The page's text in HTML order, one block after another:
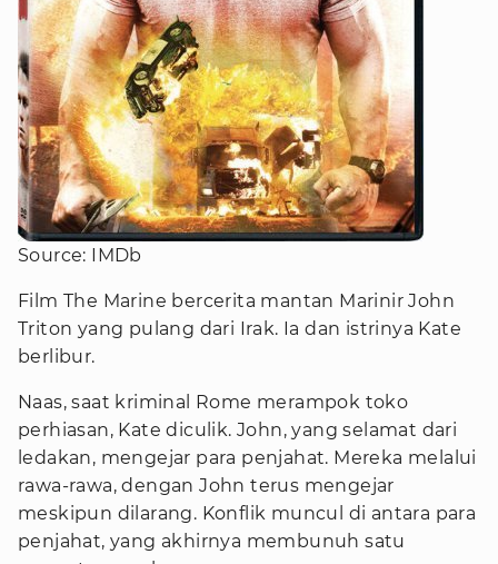
Source: IMDb
Film The Marine bercerita mantan Marinir John
Triton yang pulang dari Irak. Ia dan istrinya Kate
berlibur.
Naas, saat kriminal Rome merampok toko
perhiasan, Kate diculik. John, yang selamat dari
ledakan, mengejar para penjahat. Mereka melalui
rawa-rawa, dengan John terus mengejar
meskipun dilarang. Konflik muncul di antara para
penjahat, yang akhirnya membunuh satu